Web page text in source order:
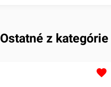
Ostatné z kategórie